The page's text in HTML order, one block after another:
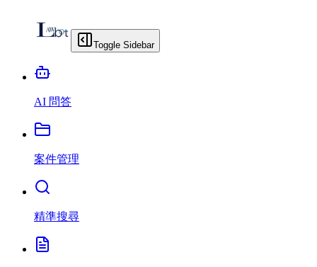
Toggle Sidebar
AI 問答
案件管理
精準搜尋